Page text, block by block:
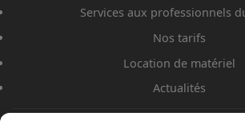
Services aux professionnels
Nos tarifs
Location de matériel
Actualités